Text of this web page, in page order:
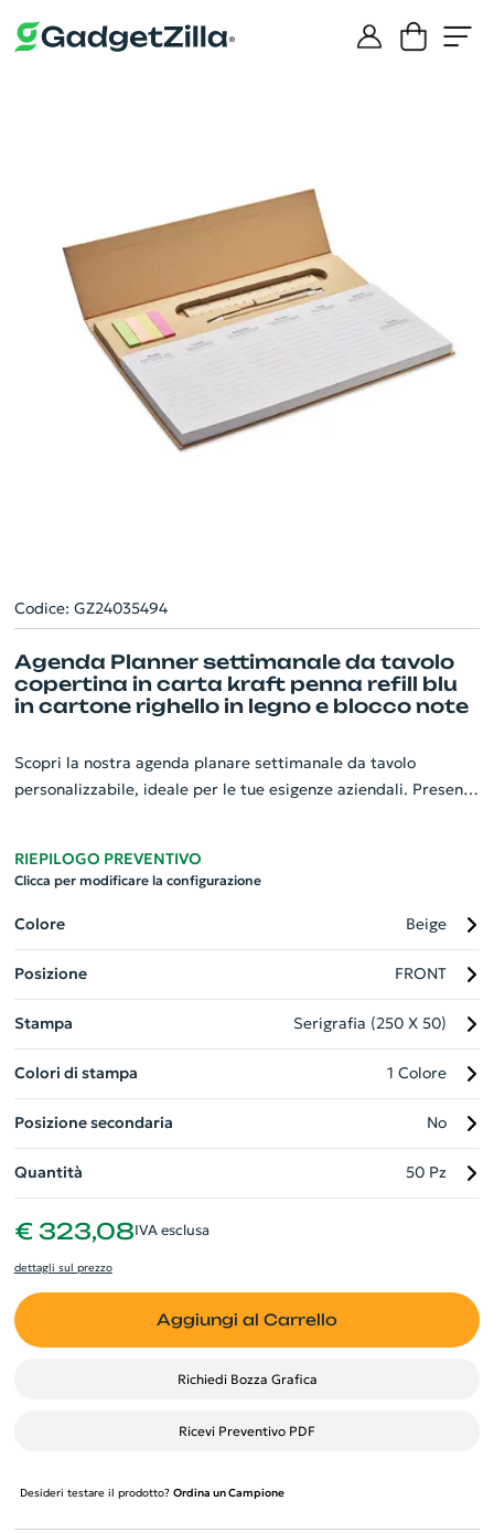
Codice: GZ24035494
Agenda Planner settimanale da tavolo
copertina in carta kraft penna refill blu
in cartone righello in legno e blocco note
Scopri la nostra agenda planare settimanale da tavolo
personalizzabile, ideale per le tue esigenze aziendali. Presenta
stile unico con inchiostro blu rigenerante, questa agenda
rendendola un gadget multifunzionale. Fai sentire i tuoi clienti
speciali e distinti regalando loro questo meraviglioso gadget
personalizzato. Perfetta per riunioni, appuntamenti o
semplicemente per prender nota dei pensieri quotidiani.
RIEPILOGO PREVENTIVO
Clicca per modificare la configurazione
Colore Beige
Posizione FRONT
Stampa Serigrafia (250 X 50)
Colori di stampa 1 Colore
Posizione secondaria No
Quantità 50 Pz
€ 323,08IVA esclusa
dettagli sul prezzo
Aggiungi al Carrello
Richiedi Bozza Grafica
Ricevi Preventivo PDF
Desideri testare il prodotto? Ordina un Campione